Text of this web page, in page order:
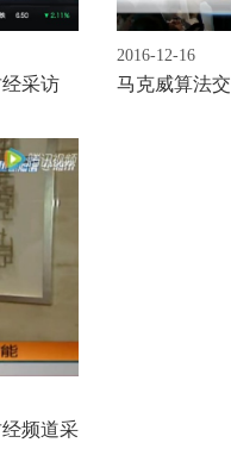
采访
2016-12-16
马克威算法
频道采